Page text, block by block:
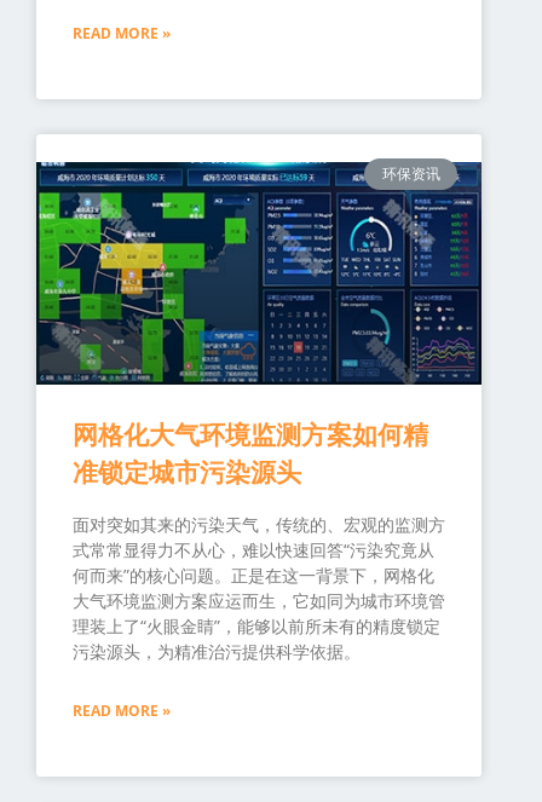
READ MORE »
环保资讯
网格化大气环境监测方案如何精
准锁定城市污染源头
面对突如其来的污染天气，传统的、宏观的监测方
式常常显得力不从心，难以快速回答“污染究竟从
何而来”的核心问题。正是在这一背景下，网格化
大气环境监测方案应运而生，它如同为城市环境管
理装上了“火眼金睛”，能够以前所未有的精度锁定
污染源头，为精准治污提供科学依据。
READ MORE »